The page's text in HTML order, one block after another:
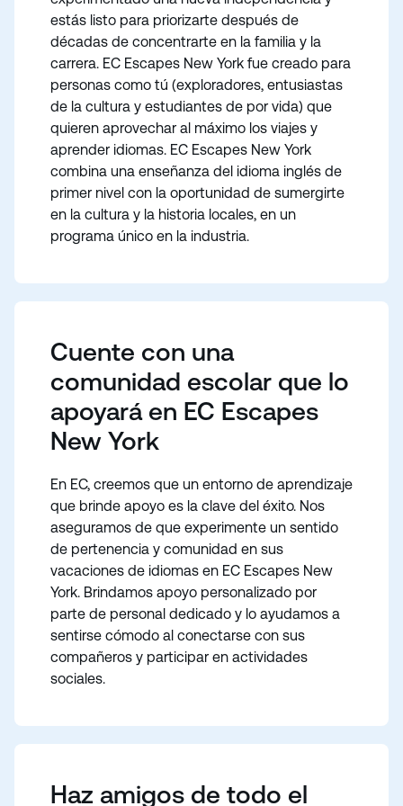
estás listo para priorizarte después de
décadas de concentrarte en la familia y la
carrera. EC Escapes New York fue creado para
personas como tú (exploradores, entusiastas
de la cultura y estudiantes de por vida) que
quieren aprovechar al máximo los viajes y
aprender idiomas. EC Escapes New York
combina una enseñanza del idioma inglés de
primer nivel con la oportunidad de sumergirte
en la cultura y la historia locales, en un
programa único en la industria.
Cuente con una
comunidad escolar que lo
apoyará en EC Escapes
New York
En EC, creemos que un entorno de aprendizaje
que brinde apoyo es la clave del éxito. Nos
aseguramos de que experimente un sentido
de pertenencia y comunidad en sus
vacaciones de idiomas en EC Escapes New
York. Brindamos apoyo personalizado por
parte de personal dedicado y lo ayudamos a
sentirse cómodo al conectarse con sus
compañeros y participar en actividades
sociales.
Haz amigos de todo el